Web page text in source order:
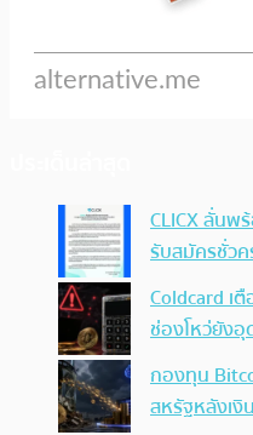
CLICX ลั่น
รับสมัครชั่ว
Coldcard เ
ช่องโหว่ยังอุ
กองทุน
สหรัฐหลังเ